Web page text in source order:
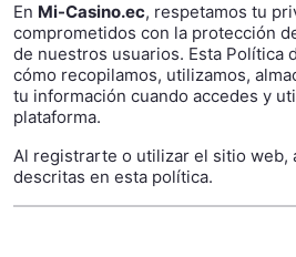
En Mi-Casino.ec, respetamos tu
comprometidos con la protección
de nuestros usuarios. Esta Política
cómo recopilamos, utilizamos,
tu información cuando accedes y
plataforma.
Al registrarte o utilizar el sitio web,
descritas en esta política.